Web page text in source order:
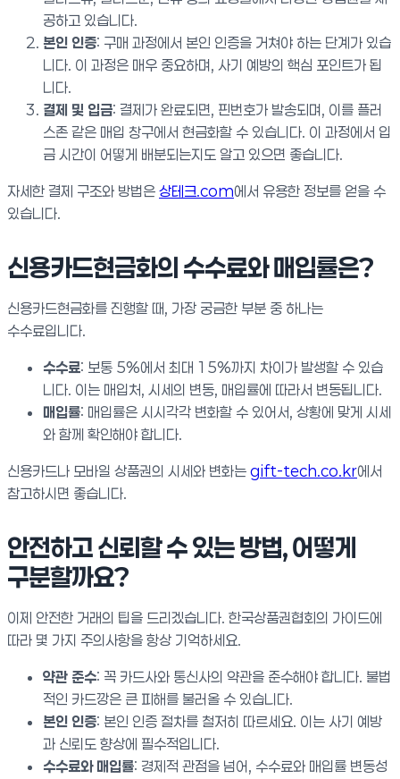
공하고 있습니다.
본인 인증: 구매 과정에서 본인 인증을 거쳐야 하는 단계가 있습
니다. 이 과정은 매우 중요하며, 사기 예방의 핵심 포인트가 됩
니다.
결제 및 입금: 결제가 완료되면, 핀번호가 발송되며, 이를 플러
스존 같은 매입 창구에서 현금화할 수 있습니다. 이 과정에서 입
금 시간이 어떻게 배분되는지도 알고 있으면 좋습니다.
자세한 결제 구조와 방법은 상테크.com에서 유용한 정보를 얻을 수
있습니다.
신용카드현금화의 수수료와 매입률은?
신용카드현금화를 진행할 때, 가장 궁금한 부분 중 하나는
수수료입니다.
수수료: 보통 5%에서 최대 15%까지 차이가 발생할 수 있습
니다. 이는 매입처, 시세의 변동, 매입률에 따라서 변동됩니다.
매입률: 매입률은 시시각각 변화할 수 있어서, 상황에 맞게 시세
와 함께 확인해야 합니다.
신용카드나 모바일 상품권의 시세와 변화는 gift-tech.co.kr에서
참고하시면 좋습니다.
안전하고 신뢰할 수 있는 방법, 어떻게
구분할까요?
이제 안전한 거래의 팁을 드리겠습니다. 한국상품권협회의 가이드에
따라 몇 가지 주의사항을 항상 기억하세요.
약관 준수: 꼭 카드사와 통신사의 약관을 준수해야 합니다. 불법
적인 카드깡은 큰 피해를 불러올 수 있습니다.
본인 인증: 본인 인증 절차를 철저히 따르세요. 이는 사기 예방
과 신뢰도 향상에 필수적입니다.
수수료와 매입률: 경제적 관점을 넘어, 수수료와 매입률 변동성